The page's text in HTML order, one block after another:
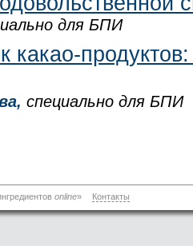
для БПИ
какао-продуктов:
специально для БПИ
online» Контакты